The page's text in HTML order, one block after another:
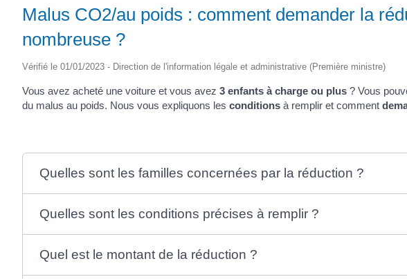
Malus CO2/au poids : comment demander la
nombreuse ?
Vérifié le 01/01/2023 - Direction de l'information légale et administrative (Première ministre)
Vous avez acheté une voiture et vous avez 3 enfants à charge ou plus ? Vous
du malus au poids. Nous vous expliquons les conditions à remplir et comment
Quelles sont les familles concernées par la réduction ?
Quelles sont les conditions précises à remplir ?
Quel est le montant de la réduction ?